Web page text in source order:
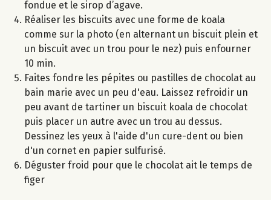
fondue et le sirop d’agave.
Réaliser les biscuits avec une forme de koala
comme sur la photo (en alternant un biscuit plein et
un biscuit avec un trou pour le nez) puis enfourner
10 min.
Faites fondre les pépites ou pastilles de chocolat au
bain marie avec un peu d'eau. Laissez refroidir un
peu avant de tartiner un biscuit koala de chocolat
puis placer un autre avec un trou au dessus.
Dessinez les yeux à l'aide d'un cure-dent ou bien
d'un cornet en papier sulfurisé.
Déguster froid pour que le chocolat ait le temps de
figer